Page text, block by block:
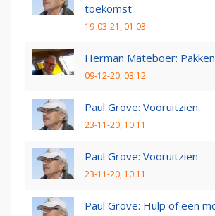
toekomst
19-03-21, 01:03
Herman Mateboer:
09-12-20, 03:12
Paul Grove: Vooruitzien
23-11-20, 10:11
Paul Grove: Vooruitzien
23-11-20, 10:11
Paul Grove: Hulp of een